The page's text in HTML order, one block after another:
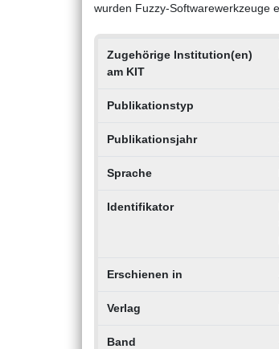
wurden Fuzzy-Softwarewerkzeuge
Zugehörige Institution(en)
am KIT
Publikationstyp
Publikationsjahr
Sprache
Identifikator
Erschienen in
Verlag
Band